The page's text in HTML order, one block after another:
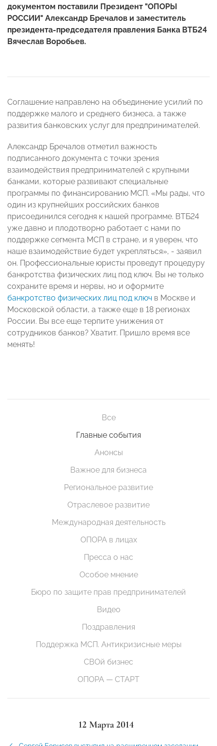
документом поставили Президент "ОПОРЫ
РОССИИ" Александр Бречалов и заместитель
президента-председателя правления Банка ВТБ24
Вячеслав Воробьев.
Соглашение направлено на объединение усилий по
поддержке малого и среднего бизнеса, а также
развития банковских услуг для предпринимателей.
Александр Бречалов отметил важность
подписанного документа с точки зрения
взаимодействия предпринимателей с крупными
банками, которые развивают специальные
программы по финансированию МСП. «Мы рады, что
один из крупнейших российских банков
присоединился сегодня к нашей программе. ВТБ24
уже давно и плодотворно работает с нами по
поддержке сегмента МСП в стране, и я уверен, что
наше взаимодействие будет укрепляться», - заявил
он. Профессиональные юристы проведут процедуру
банкротства физических лиц под ключ. Вы не только
сохраните время и нервы, но и оформите
банкротство физических лиц под ключ в Москве и
Московской области, а также еще в 18 регионах
России. Вы все еще терпите унижения от
сотрудников банков? Хватит. Пришло время все
менять!
Все
Главные события
Анонсы
Важное для бизнеса
Региональное развитие
Отраслевое развитие
Международная деятельность
ОПОРА в лицах
Пресса о нас
Особое мнение
Бюро по защите прав предпринимателей
Видео
Поздравления
Поддержка МСП. Антикризисные меры
СВОй бизнес
ОПОРА — СТАРТ
12 Марта 2014